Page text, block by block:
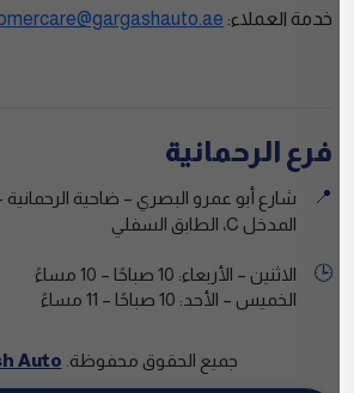
خدمة العملاء:
فرع الرحمانية
📍
المدخل C، الطابق السفلي
🕒
الاثنين – الأربعاء: 10 صباحًا – 10 مساءً
الخميس – الأحد: 10 صباحًا – 11 مساءً
جميع الحقوق محفوظة. Auto